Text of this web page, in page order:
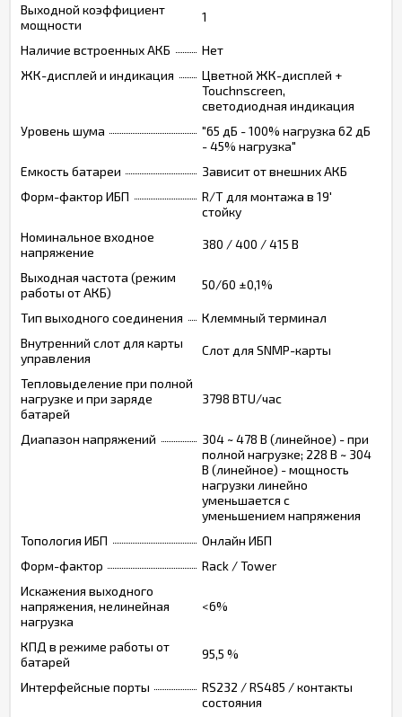
Выходной коэффициент
мощности
1
Наличие встроенных АКБ
Нет
ЖК-дисплей и индикация
Цветной ЖК-дисплей +
Touchnscreen,
светодиодная индикация
Уровень шума
"65 дБ - 100% нагрузка 62 дБ
- 45% нагрузка"
Емкость батареи
Зависит от внешних АКБ
Форм-фактор ИБП
R/T для монтажа в 19'
стойку
Номинальное входное
напряжение
380 / 400 / 415 В
Выходная частота (режим
работы от АКБ)
50/60 ±0,1%
Тип выходного соединения
Клеммный терминал
Внутренний слот для карты
управления
Слот для SNMP-карты
Тепловыделение при полной
нагрузке и при заряде
батарей
3798 BTU/час
Диапазон напряжений
304 ~ 478 В (линейное) - при
полной нагрузке; 228 В ~ 304
В (линейное) - мощность
нагрузки линейно
уменьшается с
уменьшением напряжения
Топология ИБП
Онлайн ИБП
Форм-фактор
Rack / Tower
Искажения выходного
напряжения, нелинейная
нагрузка
<6%
КПД в режиме работы от
батарей
95,5 %
Интерфейсные порты
RS232 / RS485 / контакты
состояния